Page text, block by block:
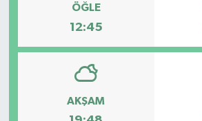
ÖĞLE
12:45
AKŞAM